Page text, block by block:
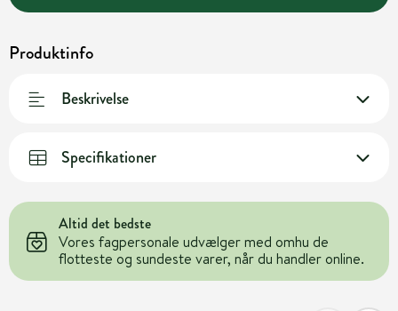
Produktinfo
Beskrivelse
Specifikationer
Altid det bedste
Vores fagpersonale udvælger med omhu de
flotteste og sundeste varer, når du handler online.